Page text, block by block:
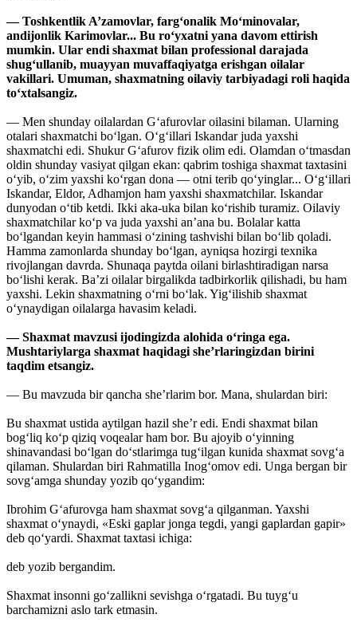
— Toshkentlik A’zamovlar, farg‘onalik Mo‘minovalar,
andijonlik Karimovlar... Bu ro‘yxatni yana davom ettirish
mumkin. Ular endi shaxmat bilan professional darajada
shug‘ullanib, muayyan muvaffaqiyatga erishgan oilalar
vakillari. Umuman, shaxmatning oilaviy tarbiyadagi roli haqida
to‘xtalsangiz.
— Men shunday oilalardan G‘afurovlar oilasini bilaman. Ularning
otalari shaxmatchi bo‘lgan. O‘g‘illari Iskandar juda yaxshi
shaxmatchi edi. Shukur G‘afurov fizik olim edi. Olamdan o‘tmasdan
oldin shunday vasiyat qilgan ekan: qabrim toshiga shaxmat taxtasini
o‘yib, o‘zim yaxshi ko‘rgan dona — otni terib qo‘yinglar... O‘g‘illari
Iskandar, Eldor, Adhamjon ham yaxshi shaxmatchilar. Iskandar
dunyodan o‘tib ketdi. Ikki aka-uka bilan ko‘rishib turamiz. Oilaviy
shaxmatchilar ko‘p va juda yaxshi an’ana bu. Bolalar katta
bo‘lgandan keyin hammasi o‘zining tashvishi bilan bo‘lib qoladi.
Hamma zamonlarda shunday bo‘lgan, ayniqsa hozirgi texnika
rivojlangan davrda. Shunaqa paytda oilani birlashtiradigan narsa
bo‘lishi kerak. Ba’zi oilalar birgalikda tadbirkorlik qilishadi, bu ham
yaxshi. Lekin shaxmatning o‘rni bo‘lak. Yig‘ilishib shaxmat
o‘ynaydigan oilalarga havasim keladi.
— Shaxmat mavzusi ijodingizda alohida o‘ringa ega.
Mushtariylarga shaxmat haqidagi she’rlaringizdan birini
taqdim etsangiz.
— Bu mavzuda bir qancha she’rlarim bor. Mana, shulardan biri:
Bu shaxmat ustida aytilgan hazil she’r edi. Endi shaxmat bilan
bog‘liq ko‘p qiziq voqealar ham bor. Bu ajoyib o‘yinning
shinavandasi bo‘lgan do‘stlarimga tug‘ilgan kunida shaxmat sovg‘a
qilaman. Shulardan biri Rahmatilla Inog‘omov edi. Unga bergan bir
sovg‘amga shunday yozib qo‘ygandim:
Ibrohim G‘afurovga ham shaxmat sovg‘a qilganman. Yaxshi
shaxmat o‘ynaydi, «Eski gaplar jonga tegdi, yangi gaplardan gapir»
deb qo‘yardi. Shaxmat taxtasi ichiga:
deb yozib bergandim.
Shaxmat insonni go‘zallikni sevishga o‘rgatadi. Bu tuyg‘u
barchamizni aslo tark etmasin.